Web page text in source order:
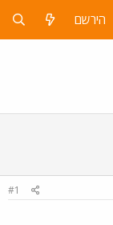
הירשם
#1